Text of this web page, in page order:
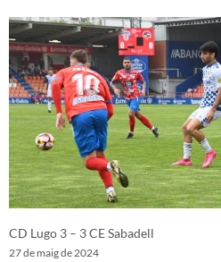
CD Lugo 3 – 3 CE Sabadell
27 de maig de 2024